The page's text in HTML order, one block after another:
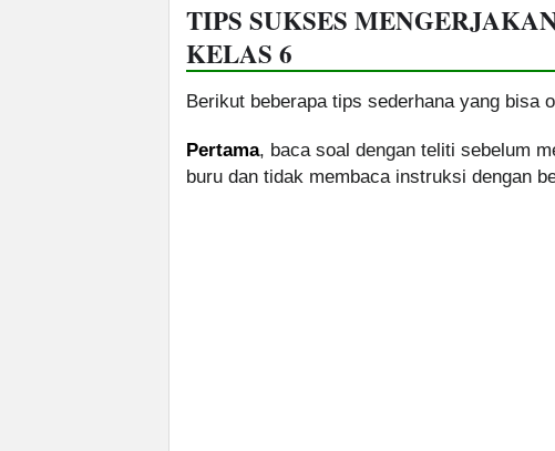
TIPS SUKSES
KELAS 6
Berikut beberapa tips sederhana yang bisa
Pertama, baca soal dengan teliti sebelum
buru dan tidak membaca instruksi dengan